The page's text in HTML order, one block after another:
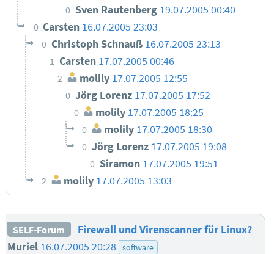
0 Sven Rautenberg 19.07.2005 00:40
0 Carsten 16.07.2005 23:03
0 Christoph Schnauß 16.07.2005 23:13
1 Carsten 17.07.2005 00:46
2 molily 17.07.2005 12:55
0 Jörg Lorenz 17.07.2005 17:52
0 molily 17.07.2005 18:25
0 molily 17.07.2005 18:30
0 Jörg Lorenz 17.07.2005 19:08
0 Siramon 17.07.2005 19:51
2 molily 17.07.2005 13:03
SELF-Forum
Firewall und Virenscanner für Linux?
Muriel 16.07.2005 20:28 software